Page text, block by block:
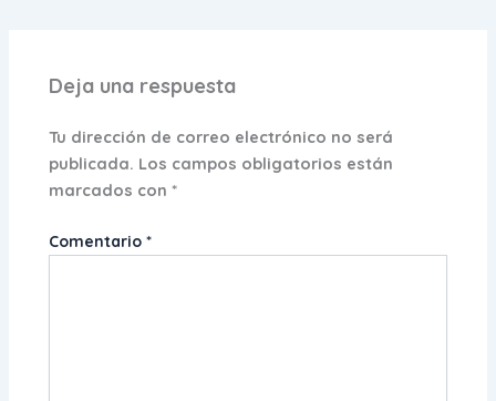
Deja una respuesta
Tu dirección de correo electrónico no será
publicada. Los campos obligatorios están
marcados con*
Comentario*